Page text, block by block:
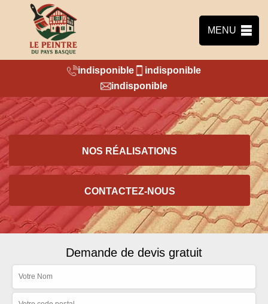
MENU
indisponible
indisponible
indisponible
NOS RÉALISATIONS
CONTACTEZ-NOUS
Demande de devis gratuit